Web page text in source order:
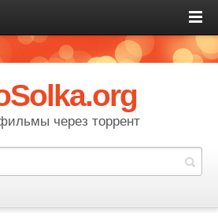
через торрент